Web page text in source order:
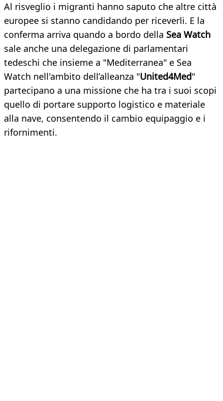
Al risveglio i migranti hanno saputo che altre città
europee si stanno candidando per riceverli. E la
conferma arriva quando a bordo della Sea Watch
sale anche una delegazione di parlamentari
tedeschi che insieme a "Mediterranea" e Sea
Watch nell'ambito dell’alleanza "United4Med"
partecipano a una missione che ha tra i suoi scopi
quello di portare supporto logistico e materiale
alla nave, consentendo il cambio equipaggio e i
rifornimenti.